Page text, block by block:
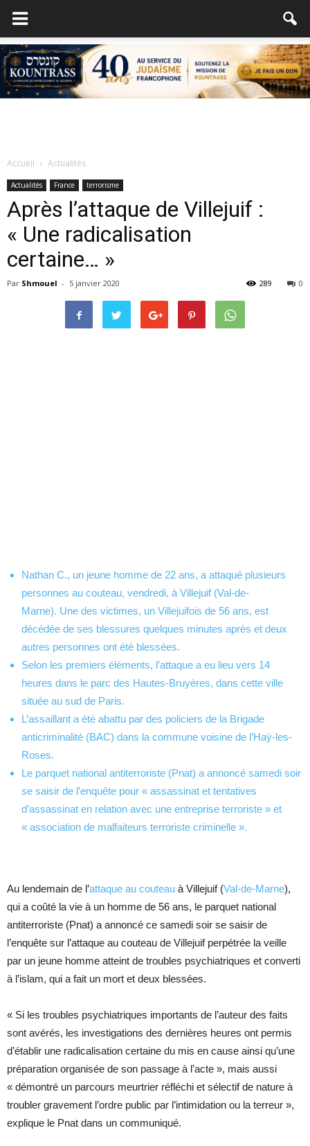
Accueil Actualités
Actualités France terrorisme
Après l’attaque de Villejuif :
« Une radicalisation
certaine… »
Par Shmouel - 5 janvier 2020 0
289
Nathan C., un jeune homme de 22 ans, a attaqué plusieurs
personnes au couteau, vendredi, à Villejuif (Val-de-
Marne). Une des victimes, un Villejuifois de 56 ans, est
décédée de ses blessures quelques minutes après et deux
autres personnes ont été blessées.
Selon les premiers éléments, l’attaque a eu lieu vers 14
heures dans le parc des Hautes-Bruyères, dans cette ville
située au sud de Paris.
L’assaillant a été abattu par des policiers de la Brigade
anticriminalité (BAC) dans la commune voisine de l’Haÿ-les-
Roses.
Le parquet national antiterroriste (Pnat) a annoncé samedi soir
se saisir de l’enquête pour « assassinat et tentatives
d’assassinat en relation avec une entreprise terroriste » et
« association de malfaiteurs terroriste criminelle ».
Au lendemain de l’attaque au couteau à Villejuif (Val-de-Marne),
qui a coûté la vie à un homme de 56 ans, le parquet national
antiterroriste (Pnat) a annoncé ce samedi soir se saisir de
l’enquête sur l’attaque au couteau de Villejuif perpétrée la veille
par un jeune homme atteint de troubles psychiatriques et converti
à l’islam, qui a fait un mort et deux blessées.
« Si les troubles psychiatriques importants de l’auteur des faits
sont avérés, les investigations des dernières heures ont permis
d’établir une radicalisation certaine du mis en cause ainsi qu’une
préparation organisée de son passage à l’acte », mais aussi
« démontré un parcours meurtrier réfléchi et sélectif de nature à
troubler gravement l’ordre public par l’intimidation ou la terreur »,
explique le Pnat dans un communiqué.